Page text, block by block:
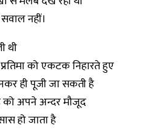
नहीं।
थी
को एकटक निहारते हुए
ही पूजी जा सकती है
अपने अन्दर मौजूद
हो जाता है